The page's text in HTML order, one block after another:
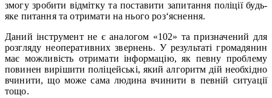
змогу зробити відмітку та поставити запитання поліції будь-
яке питання та отримати на нього роз‘яснення.
Даний інструмент не є аналогом «102» та призначений для
розгляду неоперативних звернень. У результаті громадянин
має можливість отримати інформацію, як певну проблему
повинен вирішити поліцейські, який алгоритм дій необхідно
вчинити, що може сама людина вчинити в певній ситуації
тощо.